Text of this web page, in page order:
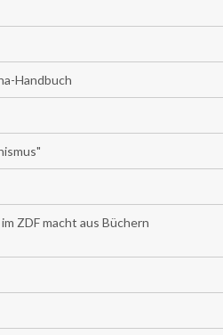
Handbuch
ZDF macht aus Büchern